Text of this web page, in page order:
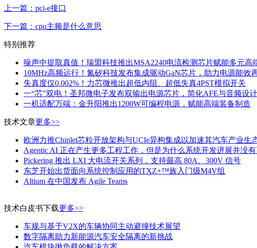
上一篇：pci-e接口
下一篇：cpu主频是什么意思
特别推荐
噪声中提取真值！瑞盟科技推出MSA2240电流检测芯片赋能多元高
10MHz高频运行！氮矽科技发布集成驱动GaN芯片，助力电源能效
失真度仅0.002%！力芯微推出超低内阻、超低失真4PST模拟开关
一“芯”双电！圣邦微电子发布双输出电源芯片，简化AFE与音频设计
一机适配万端：金升阳推出1200W可编程电源，赋能高端装备制造
技术文章更多>>
欧洲力推Chiplet芯粒开放架构与UCIe异构集成以加速其汽车产业生
Agentic AI 正在产生更多工程工作，但是为什么系统开发进展并没有
Pickering 推出 LXI 大电流开关系列，支持最高 80A、300V 信号
东芝开始出货面向系统控制应用的TXZ+™族入门级M4V组
Altium 在中国发布 Agile Teams
技术白皮书下载更多>>
车规与基于V2X的车辆协同主动避撞技术展望
数字隔离助力新能源汽车安全隔离的新挑战